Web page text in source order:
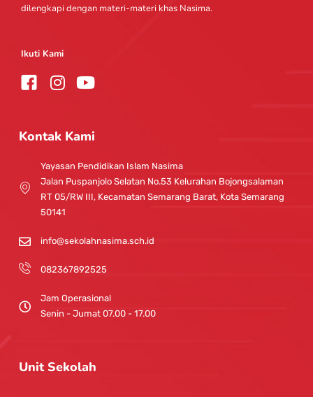
dilengkapi dengan materi-materi khas Nasima.
Ikuti Kami
I
t
g
r
a
m
Y
t
b
e
Kontak Kami
Yayasan Pendidikan Islam Nasima
Jalan Puspanjolo Selatan No.53 Kelurahan Bojongsalaman
RT 05/RW III, Kecamatan Semarang Barat, Kota Semarang
50141
info@sekolahnasima.sch.id
082367892525
Jam Operasional
Senin - Jumat 07.00 - 17.00
Unit Sekolah